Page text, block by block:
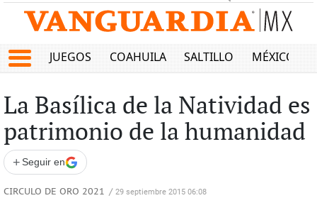
JUEGOS COAHUILA SALTILLO MÉXICO
La Basílica de la Natividad es
patrimonio de la humanidad
+ Seguir en
CIRCULO DE ORO 2021 / 29 septiembre 2015 06:08